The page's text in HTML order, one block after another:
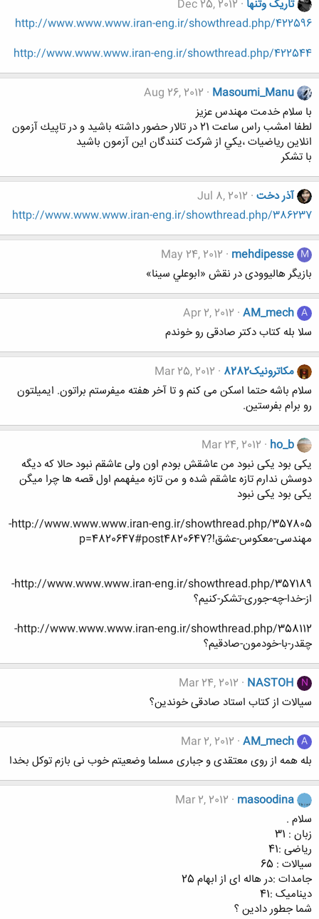
تاریک وتنها Dec 25, 2012
http://www.www.www.iran-eng.ir/showthread.php/422596
http://www.www.www.iran-eng.ir/showthread.php/422544
Masoumi_Manu
Aug 26, 2012
با سلام خدمت مهندس عزيز
لطفا امشب راس ساعت 21 در تالار حضور داشته باشيد و در تاپيك آزمون
انلاين رياضيات ،يكي از شركت كنندگان اين آزمون باشيد
با تشكر
آذر دخت Jul 8, 2012
http://www.www.www.iran-eng.ir/showthread.php/386237
M
mehdipesse
May 24, 2012
بازیگر هالیوودی در نقش «ابوعلي سينا»
A
AM_mech
Apr 2, 2012
سلا بله کتاب دکتر صادقی رو خوندم
مکاترونیک8282
Mar 25, 2012
سلام باشه حتما اسکن می کنم و تا آخر هفته میفرستم براتون. ایمیلتون
رو برام بفرستین.
ho_b
Mar 24, 2012
یکی بود یکی نبود من عاشقش بودم اون ولی عاشقم نبود حالا که دیگه
دوسش ندارم تازه عاشقم شده و من تازه میفهمم اول قصه ها چرا میگن
یکی بود یکی نبود
http://www.www.www.iran-eng.ir/showthread.php/357805-
مهندسی-معکوس-عشق!?p=4820647#post4820647
http://www.www.www.iran-eng.ir/showthread.php/357189-
از-خدا-چه-جوری-تشکر-کنیم؟
http://www.www.www.iran-eng.ir/showthread.php/358112-
چقدر-با-خودمون-صادقیم؟
N
NASTOH
Mar 24, 2012
سیالات از کتاب استاد صادقی خوندین؟
A
AM_mech
Mar 2, 2012
بله همه از روی معتقدی و جباری مسلما وضعیتم خوب نی بازم توکل بخدا
masoodina
Mar 2, 2012
سلام .
زبان : 31
ریاضی :41
سیالات : 65
جامدات :در هاله ای از ابهام 25
دینامیک :41
شما جطور دادین ؟